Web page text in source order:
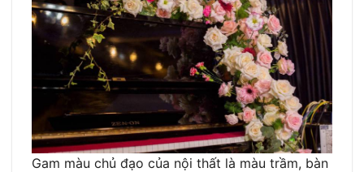
Gam màu chủ đạo của nội thất là màu trầm, bàn